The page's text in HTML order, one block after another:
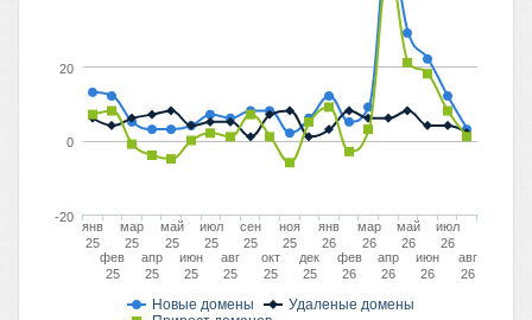
Новые домены
Удаленые домены
янв
25
фев
25
мар
25
апр
25
май
25
июн
25
июл
25
авг
25
сен
25
окт
25
ноя
25
дек
25
янв
26
фев
26
мар
26
апр
26
май
26
июн
26
июл
26
авг
26
0
20
-20